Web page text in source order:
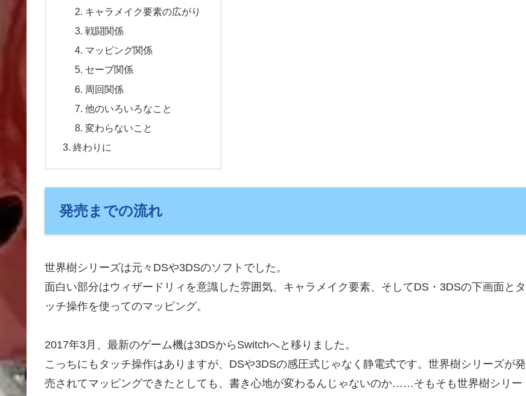
キャラメイク要素の広がり
戦闘関係
マッピング関係
セーブ関係
周回関係
他のいろいろなこと
変わらないこと
終わりに
発売までの流れ
世界樹シリーズは元々DSや3DSのソフトでした。
面白い部分はウィザードリィを意識した雰囲気、キャラメイク要素、そしてDS・3DSの下画面とタ
ッチ操作を使ってのマッピング。
2017年3月、最新のゲーム機は3DSからSwitchへと移りました。
こっちにもタッチ操作はありますが、DSや3DSの感圧式じゃなく静電式です。世界樹シリーズが発
売されてマッピングできたとしても、書き心地が変わるんじゃないのか……そもそも世界樹シリー